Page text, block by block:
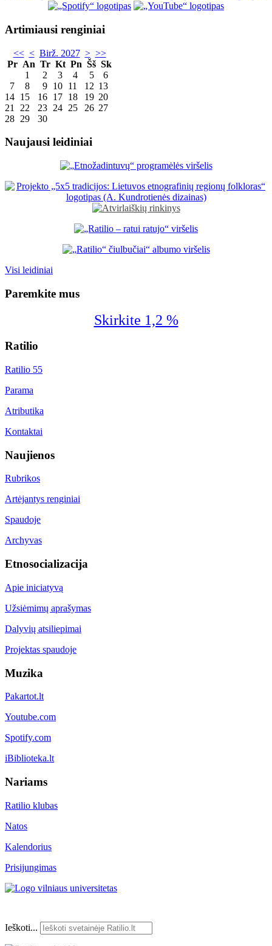
Artimiausi renginiai
<< < Birž. 2027 > >>
Pr An Tr Kt Pn Šš Sk
1
2 3 4 5
6
7
8 9 10 11 12 13
14 15 16 17 18 19 20
21
22 23 24 25 26 27
28 29 30
Naujausi leidiniai
Visi leidiniai
Paremkite mus
Skirkite 1,2 %
Ratilio
Ratilio 55
Parama
Atributika
Kontaktai
Naujienos
Rubrikos
Artėjantys renginiai
Spaudoje
Archyvas
Etnosocializacija
Apie iniciatyvą
Užsiėmimų aprašymas
Dalyvių atsiliepimai
Projektas spaudoje
Muzika
Pakartot.lt
Youtube.com
Spotify.com
iBiblioteka.lt
Nariams
Ratilio klubas
Natos
Kalendorius
Prisijungimas
Ieškoti...